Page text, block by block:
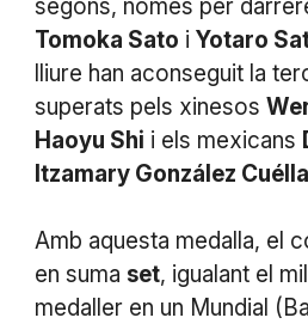
segons, només per
Tomoka Sato i Yotaro
lliure han aconseguit la
superats pels xinesos
Haoyu Shi i els mexicans
Itzamary González
Amb aquesta medalla, el
en suma set, igualant el
medaller en un Mundial